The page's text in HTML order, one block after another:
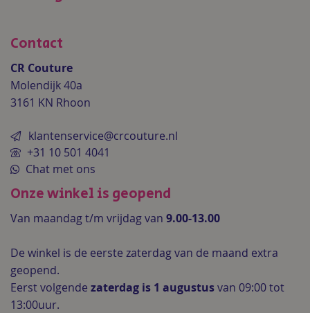
Contact
CR Couture
Molendijk 40a
3161 KN Rhoon
klantenservice@crcouture.nl
+31 10 501 4041
Chat met ons
Onze winkel is geopend
Van maandag t/m vrijdag van 9.00-13.00
De winkel is de eerste zaterdag van de maand extra
geopend.
Eerst volgende zaterdag is 1 augustusvan 09:00 tot
13:00uur.